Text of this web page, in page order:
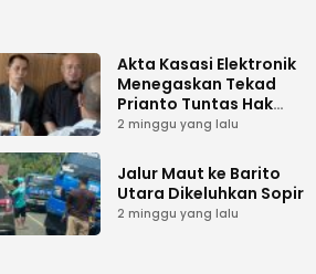
Akta Kasasi Elektronik
Menegaskan Tekad
Prianto Tuntas Hak
Lahan ke Mahkamah
2 minggu yang lalu
Jalur Maut ke Barito
Utara Dikeluhkan Sopir
2 minggu yang lalu